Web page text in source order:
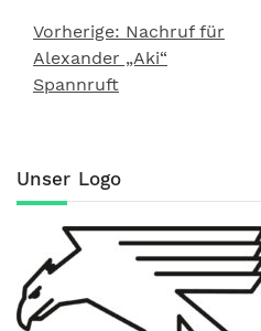
Beitragsnavigation
Vorherige: Nachruf für
Alexander „Aki“
Spannruft
Unser Logo